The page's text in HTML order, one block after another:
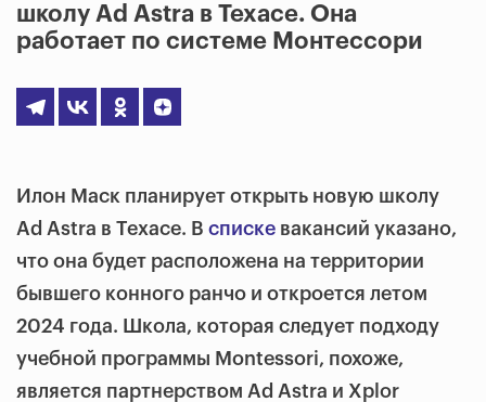
школу Ad Astra в Техасе. Она
работает по системе Монтессори
Илон Маск планирует открыть новую школу
Ad Astra в Техасе. В списке вакансий указано,
что она будет расположена на территории
бывшего конного ранчо и откроется летом
2024 года. Школа, которая следует подходу
учебной программы Montessori, похоже,
является партнерством Ad Astra и Xplor